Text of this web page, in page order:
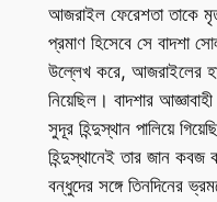
আজরাইল ফেরেশতা তাকে
প্রমাণ হিসেবে সে বাদশা
উল্লেখ করে, আজরাইলের
নিয়েছিল। বাদশার
সুদূর হিন্দুস্থান পালিয়ে
হিন্দুস্থানেই তার জান
বন্ধুদের সঙ্গে তিনদিনের